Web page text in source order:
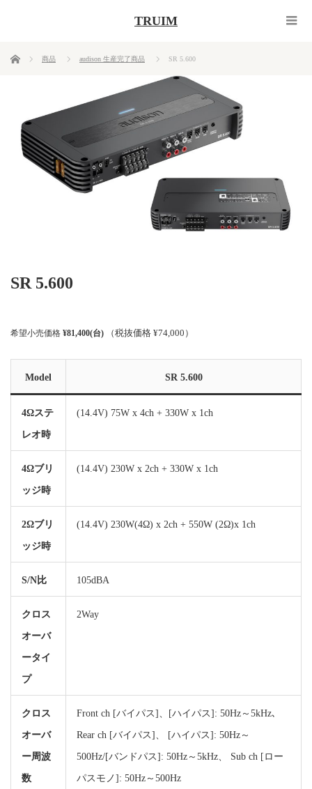
TRUIM
ホーム 商品 audison 生産完了商品 SR 5.600
SR 5.600
希望小売価格 ¥81,400(台) （税抜価格 ¥74,000）
Model SR 5.600
4Ωステ
レオ時
(14.4V) 75W x 4ch + 330W x 1ch
4Ωブリ
ッジ時
(14.4V) 230W x 2ch + 330W x 1ch
2Ωブリ
ッジ時
(14.4V) 230W(4Ω) x 2ch + 550W (2Ω)x 1ch
S/N比 105dBA
クロス
オーバ
ータイ
プ
2Way
クロス
オーバ
ー周波
数
Front ch [バイパス]、[ハイパス]: 50Hz～5kHz､
Rear ch [バイパス]、 [ハイパス]: 50Hz～
500Hz/[バンドパス]: 50Hz～5kHz、 Sub ch [ロー
パスモノ]: 50Hz～500Hz